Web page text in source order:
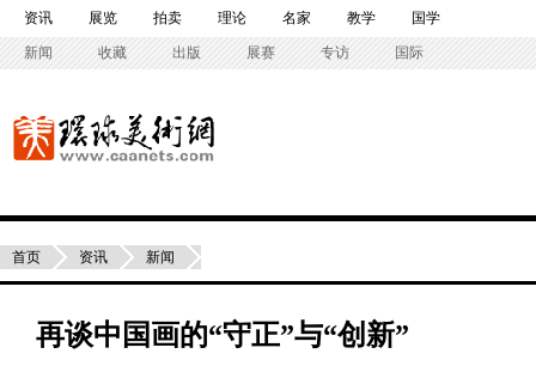
资讯 展览 拍卖 理论 名家 教学 国学
新闻 收藏 出版 展赛 专访 国际
首页 资讯 新闻
再谈中国画的“守正”与“创新”